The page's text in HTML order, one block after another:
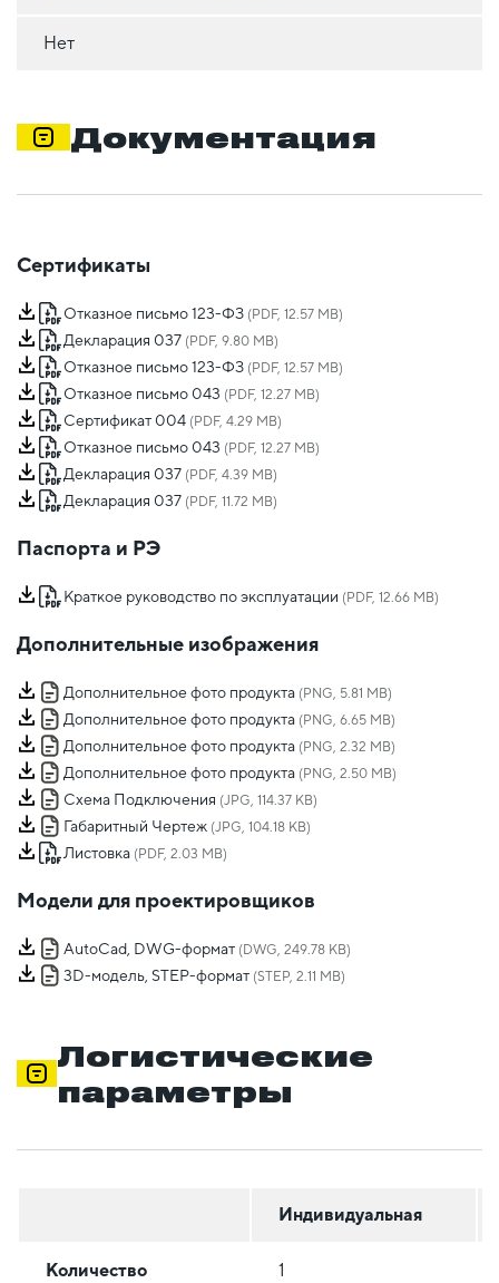
Нет
Документация
Сертификаты
Отказное письмо 123-ФЗ (PDF, 12.57 MB)
Декларация 037 (PDF, 9.80 MB)
Отказное письмо 123-ФЗ (PDF, 12.57 MB)
Отказное письмо 043 (PDF, 12.27 MB)
Сертификат 004 (PDF, 4.29 MB)
Отказное письмо 043 (PDF, 12.27 MB)
Декларация 037 (PDF, 4.39 MB)
Декларация 037 (PDF, 11.72 MB)
Паспорта и РЭ
Краткое руководство по эксплуатации (PDF, 12.66 MB)
Дополнительные изображения
Дополнительное фото продукта (PNG, 5.81 MB)
Дополнительное фото продукта (PNG, 6.65 MB)
Дополнительное фото продукта (PNG, 2.32 MB)
Дополнительное фото продукта (PNG, 2.50 MB)
Схема Подключения (JPG, 114.37 KB)
Габаритный Чертеж (JPG, 104.18 KB)
Листовка (PDF, 2.03 MB)
Модели для проектировщиков
AutoCad, DWG-формат (DWG, 249.78 KB)
3D-модель, STEP-формат (STEP, 2.11 MB)
Логистические
параметры
Индивидуальная
Количество 1